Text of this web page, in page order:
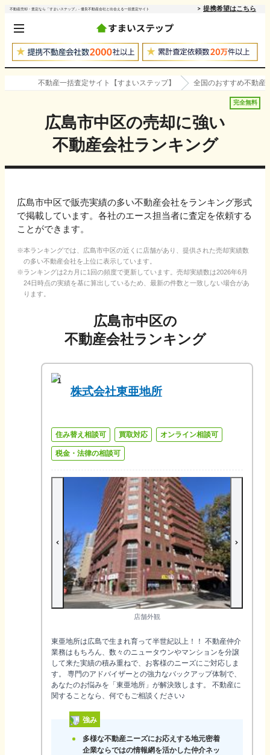
不動産売却・査定なら「すまいステップ」- 優良不動産会社と出会える一括査定サイト 提携希望はこちら
不動産一括査定サイト【すまいステップ】 全国のおすすめ不動産
完全無料
広島市中区の売却に強い
不動産会社ランキング
広島市中区で販売実績の多い不動産会社をランキング形式
で掲載しています。各社のエース担当者に査定を依頼する
ことができます。
本ランキングでは、 広島市中区の近くに店舗があり、提供された売却実績数
の多い不動産会社を上位に表示しています。
ランキングは2カ月に1回の頻度で更新しています。売却実績数は2026年6月
24日時点の実績を基に算出しているため、最新の件数と一致しない場合があ
ります。
広島市中区の
不動産会社ランキング
1
株式会社東亜地所
住み替え相談可 買取対応 オンライン相談可
税金・法律の相談可
店舗外観
東亜地所は広島で生まれ育って半世紀以上！！ 不動産仲介
業務はもちろん、数々のニュータウンやマンションを分譲
して来た実績の積み重ねで、お客様のニーズにご対応しま
す。 専門のアドバイザーとの強力なバックアップ体制で、
あなたのお悩みを「東亜地所」が解決致します。 不動産に
関することなら、何でもご相談ください♪
強み
多様な不動産ニーズにお応えする地元密着
企業ならではの情報網を活かした仲介ネッ